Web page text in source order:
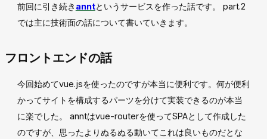
前回に引き続き anntというサービスを作った話です。 part.2
では主に技術面の話について書いていきます。
フロントエンドの話
今回始めてvue.jsを使ったのですが本当に便利です。何が便利
かってサイトを構成するパーツを分けて実装できるのが本当
に楽でした。 anntはvue-routerを使ってSPAとして作成した
のですが、思ったよりぬるぬる動いてこれは良いものだとな